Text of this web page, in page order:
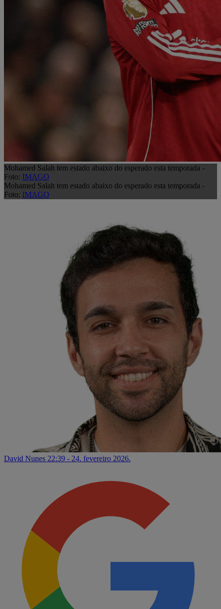
Mohamed Salah tem estado abaixo do esperado esta temporada -
Foto: IMAGO
Mohamed Salah tem estado abaixo do esperado esta temporada -
Foto: IMAGO
David Nunes 22:39 - 24. fevereiro 2026.